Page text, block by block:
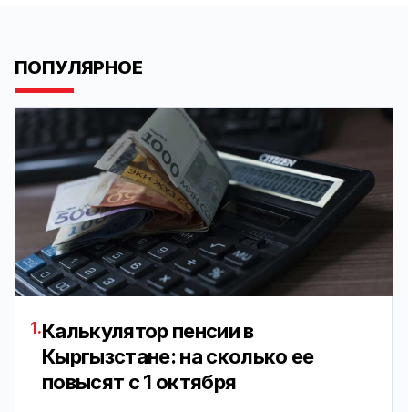
ПОПУЛЯРНОЕ
1.Калькулятор пенсии в
Кыргызстане: на сколько ее
повысят с 1 октября